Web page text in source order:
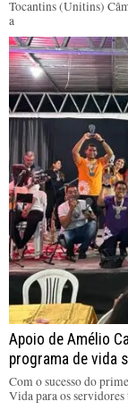
Tocantins (Unitins)
a
Apoio de Amélio
programa de vida
Com o sucesso do
Vida para os